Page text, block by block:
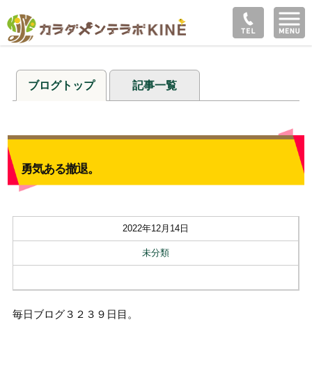
ブログトップ 記事一覧
勇気ある撤退。
2022年12月14日
未分類
毎日ブログ３２３９日目。